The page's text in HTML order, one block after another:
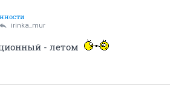
irinka_mur
- летом